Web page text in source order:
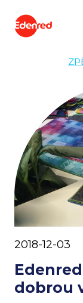
2018-12-03
dobrou